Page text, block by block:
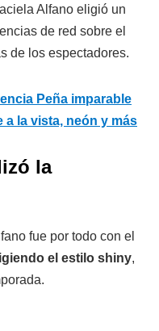
Alfano eligió un
de red sobre el
de los espectadores.
Peña imparable
la vista, neón y más
la
fue por todo con el
el estilo shiny,